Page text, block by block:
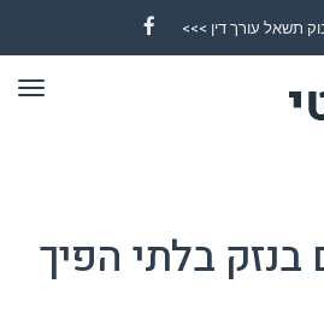
תשאל עורך דין >>>
Facebook
בנזק בלתי הפיך